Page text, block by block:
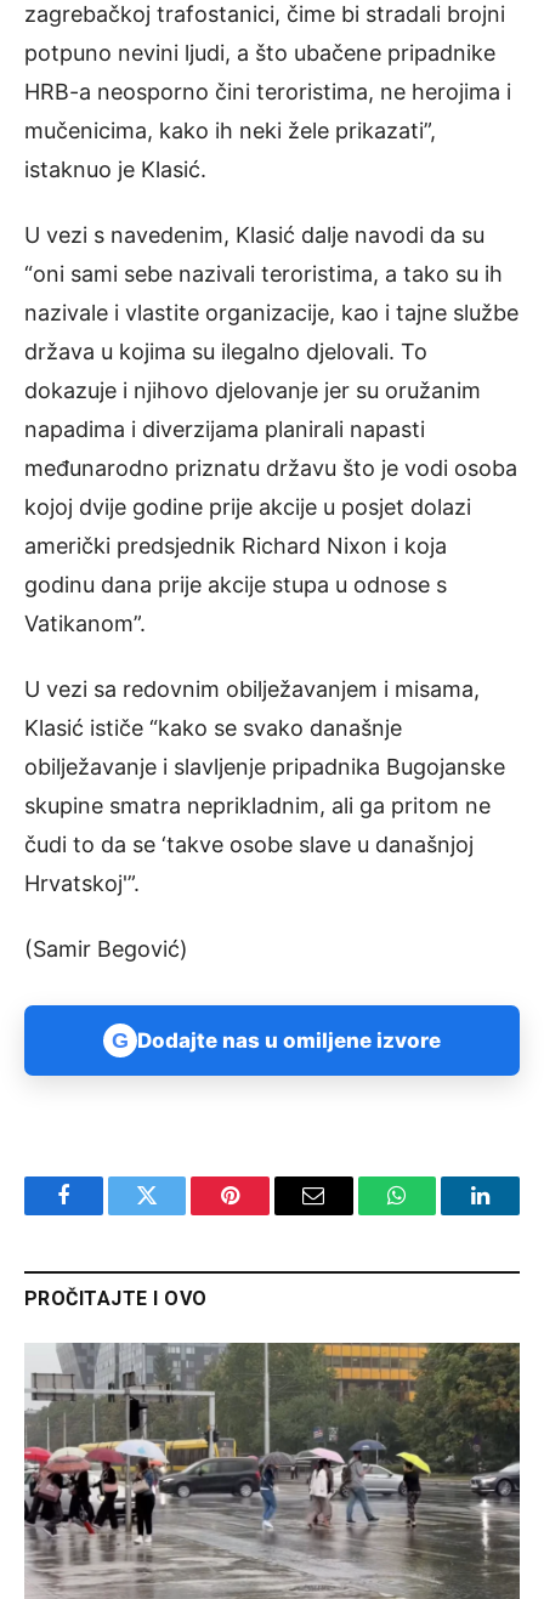
zagrebačkoj trafostanici, čime bi stradali brojni
potpuno nevini ljudi, a što ubačene pripadnike
HRB-a neosporno čini teroristima, ne herojima i
mučenicima, kako ih neki žele prikazati”,
istaknuo je Klasić.
U vezi s navedenim, Klasić dalje navodi da su
“oni sami sebe nazivali teroristima, a tako su ih
nazivale i vlastite organizacije, kao i tajne službe
država u kojima su ilegalno djelovali. To
dokazuje i njihovo djelovanje jer su oružanim
napadima i diverzijama planirali napasti
međunarodno priznatu državu što je vodi osoba
kojoj dvije godine prije akcije u posjet dolazi
američki predsjednik Richard Nixon i koja
godinu dana prije akcije stupa u odnose s
Vatikanom”.
U vezi sa redovnim obilježavanjem i misama,
Klasić ističe “kako se svako današnje
obilježavanje i slavljenje pripadnika Bugojanske
skupine smatra neprikladnim, ali ga pritom ne
čudi to da se ‘takve osobe slave u današnjoj
Hrvatskoj'”.
(Samir Begović)
G Dodajte nas u omiljene izvore
FacebookTwitter Pinterest Email WhatsApp
PROČITAJTE I OVO